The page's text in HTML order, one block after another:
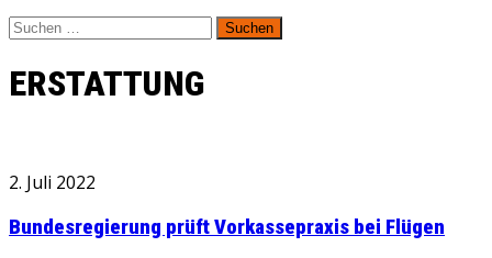
Suchen
nach:
ERSTATTUNG
2. Juli 2022
Bundesregierung prüft Vorkassepraxis bei Flügen